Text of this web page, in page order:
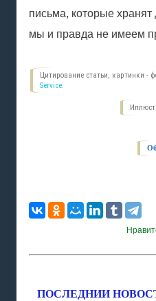
письма, которые хранят
мы и правда не имеем
Цитирование статьи, картинки -
Service.
ПОСЛЕДНИИ